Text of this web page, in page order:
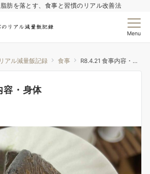
肪を落とす、食事と習慣のリアル改善法
Menu
アル減量飯記録 食事 R8.4.21 食事内容・身体
・身体